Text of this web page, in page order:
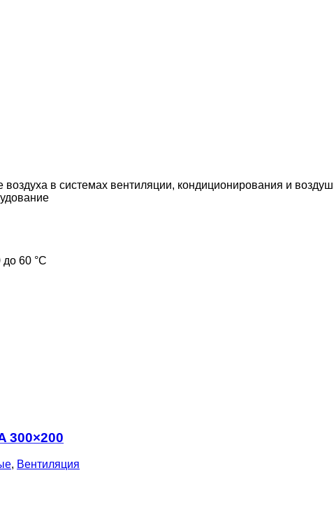
воздуха в системах вентиляции, кондиционирования и
до 60 °С
300×200
, Вентиляция